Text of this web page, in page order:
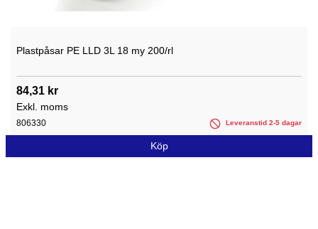
Plastpåsar PE LLD 3L 18 my 200/rl
84,31 kr
Exkl. moms
806330 Leveranstid 2-5 dagar
Köp